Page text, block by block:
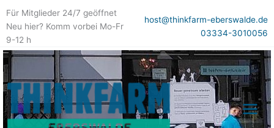
Für Mitglieder 24/7 geöffnet
Neu hier? Komm vorbei Mo-Fr
9-12 h
host@thinkfarm-eberswalde.de
03334-3010056